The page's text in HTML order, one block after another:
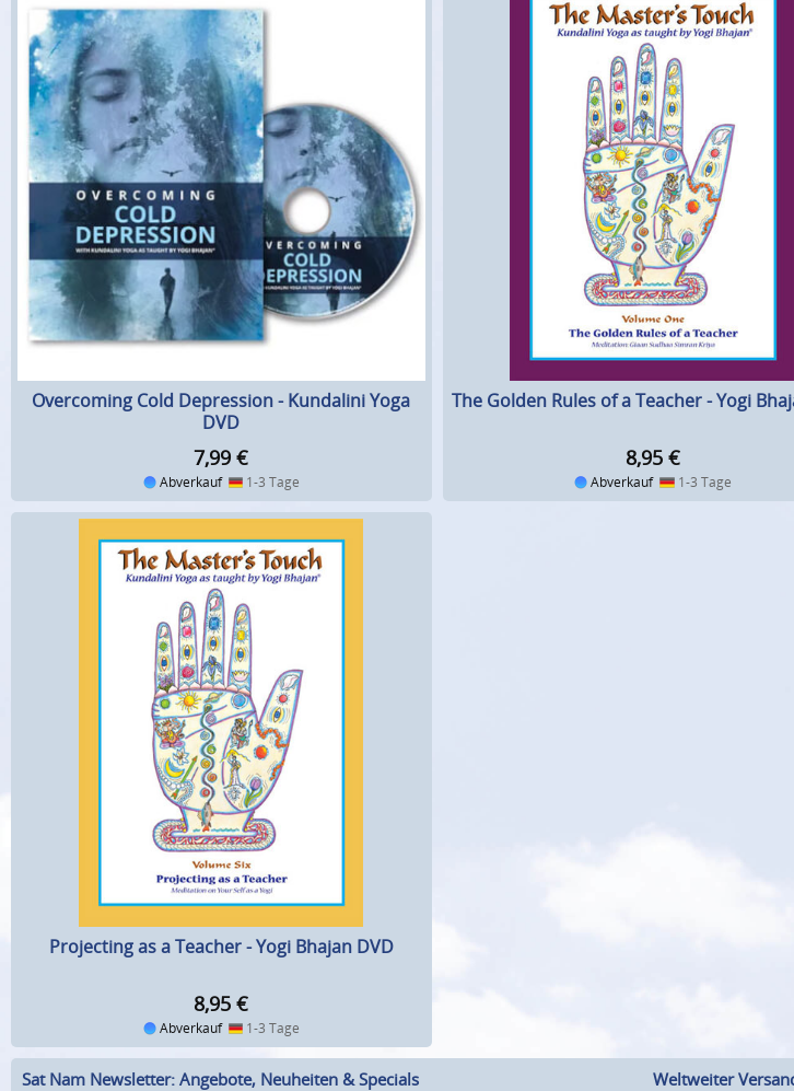
Overcoming Cold Depression - Kundalini Yoga
DVD
7,99 €
Abverkauf 1-3 Tage
The Golden Rules of a Teacher - Yogi
8,95 €
Abverkauf 1-3 Tage
Projecting as a Teacher - Yogi Bhajan DVD
8,95 €
Abverkauf 1-3 Tage
Sat Nam Newsletter: Angebote, Neuheiten & Specials
Weltweiter